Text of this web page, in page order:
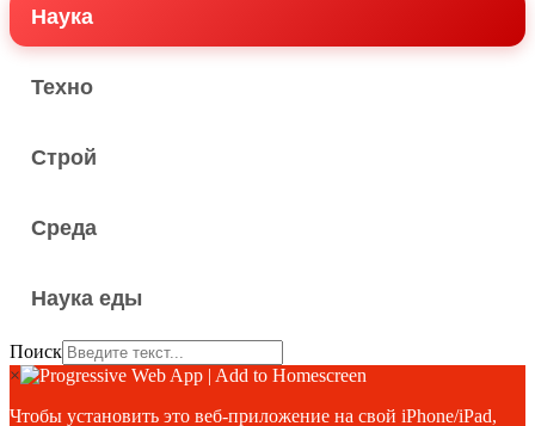
Наука
Техно
Строй
Среда
Наука еды
Поиск
×
Чтобы установить это веб-приложение на свой iPhone/iPad,